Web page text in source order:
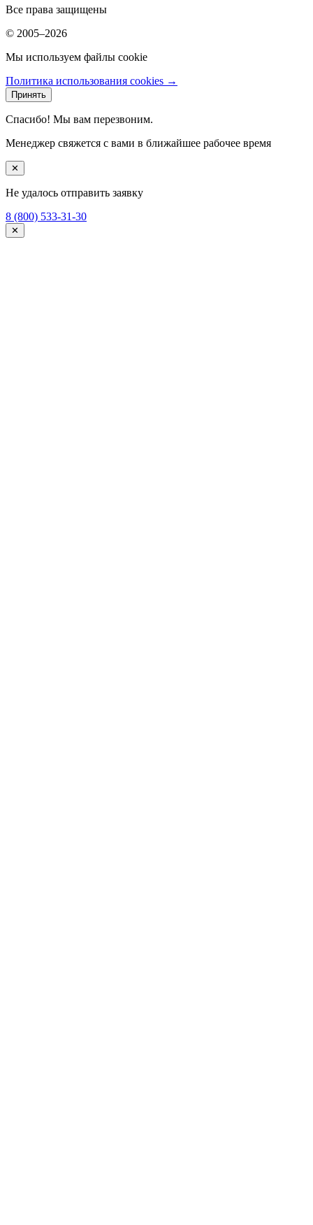
Все права защищены
© 2005–2026
Мы используем файлы cookie
Политика использования cookies →
Принять
Спасибо! Мы вам перезвоним.
Менеджер свяжется с вами в ближайшее рабочее время
✕
Не удалось отправить заявку
8 (800) 533-31-30
✕